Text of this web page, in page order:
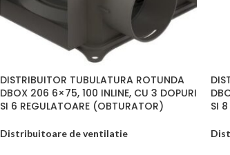
DISTRIBUITOR TUBULATURA ROTUNDA
DBOX 206 6×75, 100 INLINE, CU 3 DOPURI
SI 6 REGULATOARE (OBTURATOR)
Distribuitoare de ventilatie
SI